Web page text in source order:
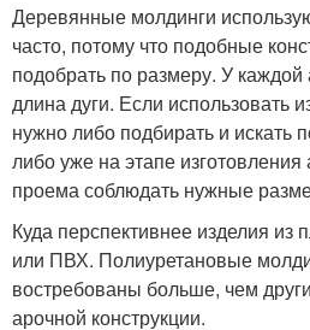
Деревянные молдинги
часто, потому что подобные
подобрать по размеру. У каждой
длина дуги. Если использовать
нужно либо подбирать и искать
либо уже на этапе изготовления
проема соблюдать нужные
Куда перспективнее изделия из
или ПВХ. Полиуретановые
востребованы больше, чем
арочной конструкции.